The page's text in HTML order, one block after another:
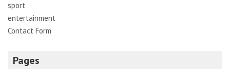
sport
entertainment
Contact Form
Pages